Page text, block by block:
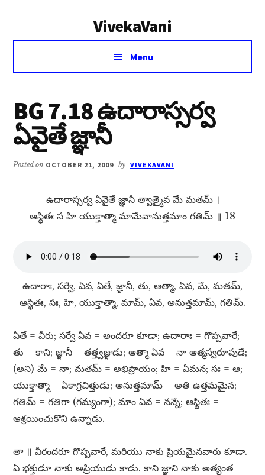
VivekaVani
Voice
Vivekananda
Menu
BG 7.18 ఉదారాస్సర్వ
ఏవైతే జ్ఞానీ
Posted on OCTOBER 21, 2009 by VIVEKAVANI
ఉదారాస్సర్వ ఏవైతే జ్ఞానీ త్వాత్మైవ మే మతమ్​ ।
ఆస్థితః స హి యుక్తాత్మా మామేవానుత్తమాం గతిమ్​ ॥ 18
ఉదారాః, సర్వే, ఏవ, ఏతే, జ్ఞానీ, తు, ఆత్మా, ఏవ, మే, మతమ్​,
ఆస్థితః, సః, హి, యుక్తాత్మా, మామ్​, ఏవ, అనుత్తమామ్​, గతిమ్​.
ఏతే = వీరు; సర్వే ఏవ = అందరూ కూడా; ఉదారాః = గొప్పవారే;
తు = కాని; జ్ఞానీ = తత్త్వజ్ఞుడు; ఆత్మా ఏవ = నా ఆత్మస్వరూపుడే;
(అని) మే = నా; మతమ్​ = అభిప్రాయం; హి = ఏమన; సః = ఆ;
యుక్తాత్మా = ఏకాగ్రచిత్తుడు; అనుత్తమామ్​ = అతి ఉత్తమమైన;
గతిమ్​ = గతిగా (గమ్యంగా); మాం ఏవ = నన్నే; ఆస్థితః =
ఆశ్రయించుకొని ఉన్నాడు.
తా ॥ వీరందరూ గొప్పవారే, మరియు నాకు ప్రియమైనవారు కూడా.
ఏ భక్తుడూ నాకు అప్రియుడు కాడు. కాని జ్ఞాని నాకు అత్యంత